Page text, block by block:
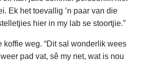
Ek het toevallig ’n paar van die
hier in my lab se stoortjie.”
koffie weg. “Dit sal wonderlik wees
pad vat, sê my net, wat is nou